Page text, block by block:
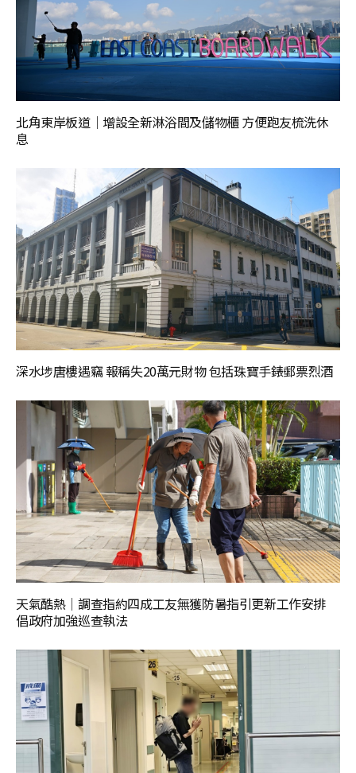
北角東岸板道｜增設全新淋浴間及儲物櫃 方便跑友梳洗休
息
深水埗唐樓遇竊 報稱失20萬元財物 包括珠寶手錶郵票烈酒
天氣酷熱│調查指約四成工友無獲防暑指引更新工作安排
倡政府加強巡查執法